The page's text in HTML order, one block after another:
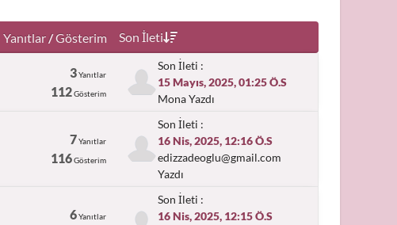
Yanıtlar/Gösterim Son İleti
3Yanıtlar
112Gösterim
Son İleti :
15 Mayıs, 2025, 01:25 Ö.S
Mona Yazdı
7Yanıtlar
116Gösterim
Son İleti :
16 Nis, 2025, 12:16 Ö.S
edizzadeoglu@gmail.com
Yazdı
6Yanıtlar
Son İleti :
16 Nis, 2025, 12:15 Ö.S